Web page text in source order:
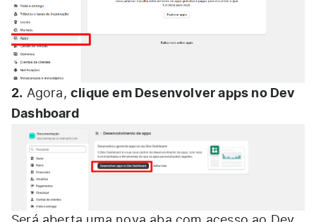
2. Agora,clique em Desenvolver apps no Dev
Dashboard